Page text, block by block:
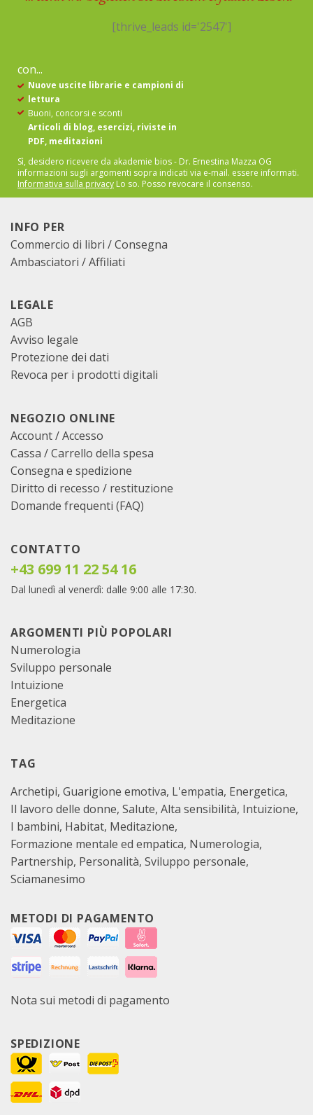
[thrive_leads id='2547']
con...
Nuove uscite librarie e campioni di
lettura
Buoni, concorsi e sconti
Articoli di blog, esercizi, riviste in
PDF, meditazioni
Sì, desidero ricevere da akademie bios - Dr. Ernestina Mazza OG
informazioni sugli argomenti sopra indicati via e-mail. essere informati.
Informativa sulla privacy Lo so. Posso revocare il consenso.
INFO PER
Commercio di libri / Consegna
Ambasciatori / Affiliati
LEGALE
AGB
Avviso legale
Protezione dei dati
Revoca per i prodotti digitali
NEGOZIO ONLINE
Account / Accesso
Cassa /Carrello della spesa
Consegna e spedizione
Diritto di recesso / restituzione
Domande frequenti (FAQ)
CONTATTO
+43 699 11 22 54 16
Dal lunedì al venerdì: dalle 9:00 alle 17:30.
ARGOMENTI PIÙ POPOLARI
Numerologia
Sviluppo personale
Intuizione
Energetica
Meditazione
TAG
Archetipi Guarigione emotiva L'empatia Energetica
Il lavoro delle donne Salute Alta sensibilità Intuizione
I bambini Habitat Meditazione
Formazione mentale ed empatica Numerologia
Partnership Personalità Sviluppo personale
Sciamanesimo
METODI DI PAGAMENTO
Nota sui metodi di pagamento
SPEDIZIONE